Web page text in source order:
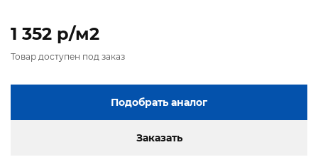
1 352 p/м2
Товар доступен под заказ
Подобрать аналог
Заказать